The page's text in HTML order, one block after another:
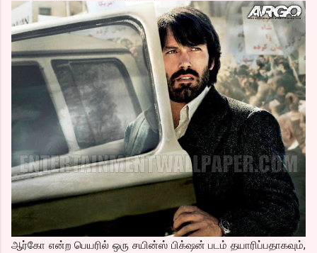
ஆர்கோ என்ற பெயரில் ஒரு சயின்ஸ் பிக்‌ஷன் படம் தயாரிப்பதாகவும்,